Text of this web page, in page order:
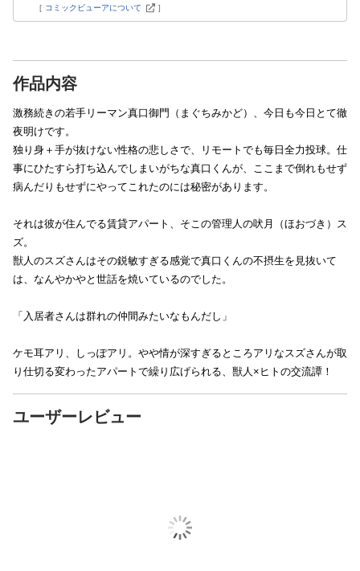
[ コミックビューアについて ]
作品内容
激務続きの若手リーマン真口御門（まぐちみかど）、今日も今日とて徹
夜明けです。
独り身＋手が抜けない性格の悲しさで、リモートでも毎日全力投球。仕
事にひたすら打ち込んでしまいがちな真口くんが、ここまで倒れもせず
病んだりもせずにやってこれたのには秘密があります。
それは彼が住んでる賃貸アパート、そこの管理人の吠月（ほおづき）ス
ズ。
獣人のスズさんはその鋭敏すぎる感覚で真口くんの不摂生を見抜いて
は、なんやかやと世話を焼いているのでした。
「入居者さんは群れの仲間みたいなもんだし」
ケモ耳アリ、しっぽアリ。やや情が深すぎるところアリなスズさんが取
り仕切る変わったアパートで繰り広げられる、獣人×ヒトの交流譚！
ユーザーレビュー